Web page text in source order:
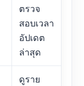
ตรวจ
สอบเวลา
อัปเดต
ล่าสุด
ดูราย